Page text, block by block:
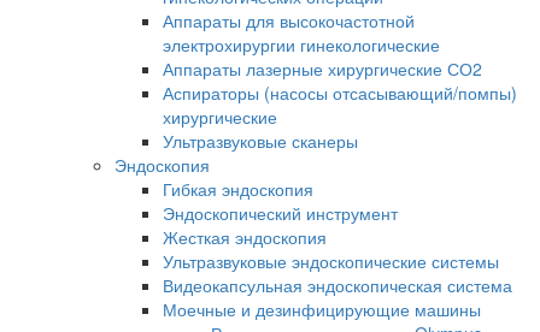
Аппараты для высокочастотной
электрохирургии гинекологические
Аппараты лазерные хирургические СО2
Аспираторы (насосы отсасывающий/помпы)
хирургические
Ультразвуковые сканеры
Эндоскопия
Гибкая эндоскопия
Эндоскопический инструмент
Жесткая эндоскопия
Ультразвуковые эндоскопические системы
Видеокапсульная эндоскопическая система
Моечные и дезинфицирующие машины